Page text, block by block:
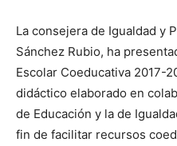
La consejera de Igualdad y
Sánchez Rubio, ha
Escolar Coeducativa 2017-
didáctico elaborado en
de Educación y la de
fin de facilitar recursos